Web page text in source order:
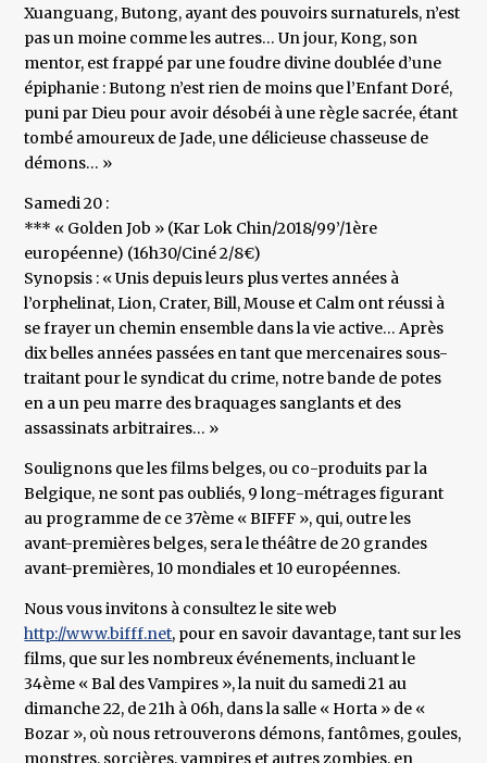
Xuanguang, Butong, ayant des pouvoirs surnaturels, n’est
pas un moine comme les autres… Un jour, Kong, son
mentor, est frappé par une foudre divine doublée d’une
épiphanie : Butong n’est rien de moins que l’Enfant Doré,
puni par Dieu pour avoir désobéi à une règle sacrée, étant
tombé amoureux de Jade, une délicieuse chasseuse de
démons… »
Samedi 20 :
*** « Golden Job » (Kar Lok Chin/2018/99’/1ère
européenne) (16h30/Ciné 2/8€)
Synopsis : « Unis depuis leurs plus vertes années à
l’orphelinat, Lion, Crater, Bill, Mouse et Calm ont réussi à
se frayer un chemin ensemble dans la vie active… Après
dix belles années passées en tant que mercenaires sous-
traitant pour le syndicat du crime, notre bande de potes
en a un peu marre des braquages sanglants et des
assassinats arbitraires… »
Soulignons que les films belges, ou co-produits par la
Belgique, ne sont pas oubliés, 9 long-métrages figurant
au programme de ce 37ème « BIFFF », qui, outre les
avant-premières belges, sera le théâtre de 20 grandes
avant-premières, 10 mondiales et 10 européennes.
Nous vous invitons à consultez le site web
http://www.bifff.net, pour en savoir davantage, tant sur les
films, que sur les nombreux événements, incluant le
34ème « Bal des Vampires », la nuit du samedi 21 au
dimanche 22, de 21h à 06h, dans la salle « Horta » de «
Bozar », où nous retrouverons démons, fantômes, goules,
monstres, sorcières, vampires et autres zombies, en